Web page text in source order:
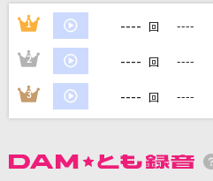
[生音]怪盗
back number
How long?
KNOCK OUT MONKEY
じん(自然の敵P) feat.IA
1 ---- 回 ----
2 ---- 回 ----
3 ---- 回 ----